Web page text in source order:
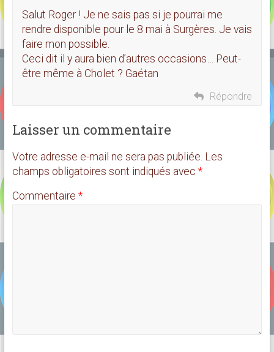
Salut Roger ! Je ne sais pas si je pourrai me
rendre disponible pour le 8 mai à Surgères. Je vais
faire mon possible.
Ceci dit il y aura bien d’autres occasions… Peut-
être même à Cholet ? Gaétan
Répondre
Laisser un commentaire
Votre adresse e-mail ne sera pas publiée. Les
champs obligatoires sont indiqués avec *
Commentaire *